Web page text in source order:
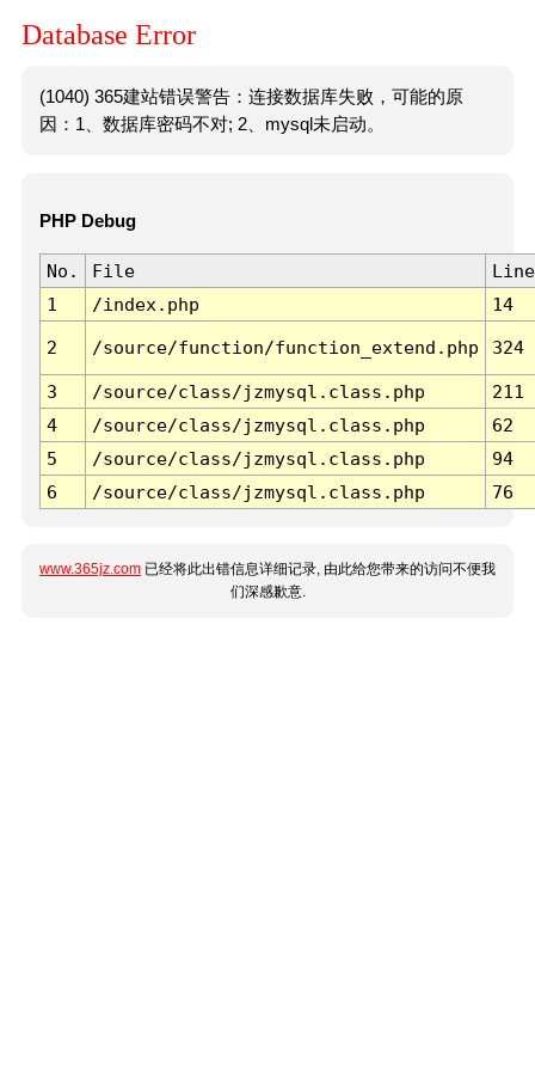
Database Error
(1040) 365建站错误警告：连接数据库失败，可能的原
因：1、数据库密码不对; 2、mysql未启动。
PHP Debug
No. File
Line
1
/index.php 14
2 /source/function/function_extend.php 324
3 /source/class/jzmysql.class.php
211
4
/source/class/jzmysql.class.php
62
5
/source/class/jzmysql.class.php
94
6
/source/class/jzmysql.class.php 76
www.365jz.com 已经将此出错信息详细记录, 由此给您带来的访问不便我
们深感歉意.